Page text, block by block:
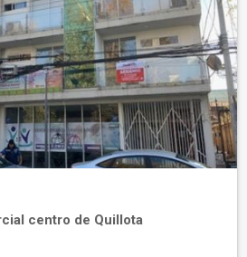
centro de Quillota